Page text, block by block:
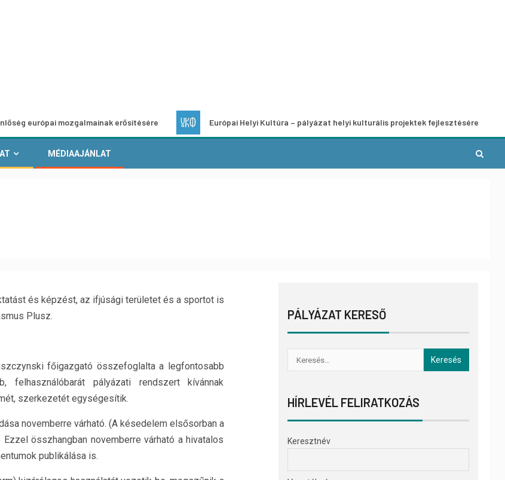
mozgalmainak erősítésére Európai Helyi Kultúra – pályázat helyi kulturális projektek fejlesztésére
MÉDIAAJÁNLAT
és képzést, az ifjúsági területet és a sportot is
Plusz.
főigazgató összefoglalta a legfontosabb
felhasználóbarát pályázati rendszert kívánnak
szerkezetét egységesítik.
novemberre várható. (A késedelem elsősorban a
összhangban novemberre várható a hivatalos
publikálása is.
PÁLYÁZAT KERESŐ
HÍRLEVÉL FELIRATKOZÁS
Keresztnév